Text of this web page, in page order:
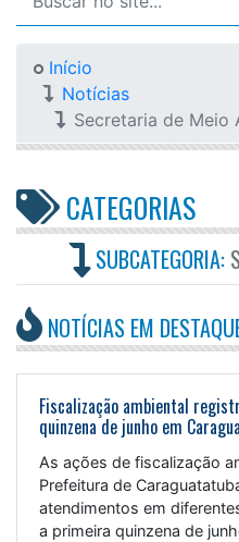
Início
Notícias
Secretaria de Meio
CATEGORIAS
SUBCATEGORIA:
NOTÍCIAS EM
Fiscalização ambiental
quinzena de junho em
As ações de fiscalização
Prefeitura de
atendimentos em
a primeira quinzena de